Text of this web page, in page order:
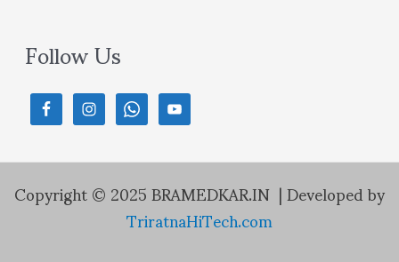
Follow Us
Copyright © 2025 BRAMEDKAR.IN | Developed by
TriratnaHiTech.com